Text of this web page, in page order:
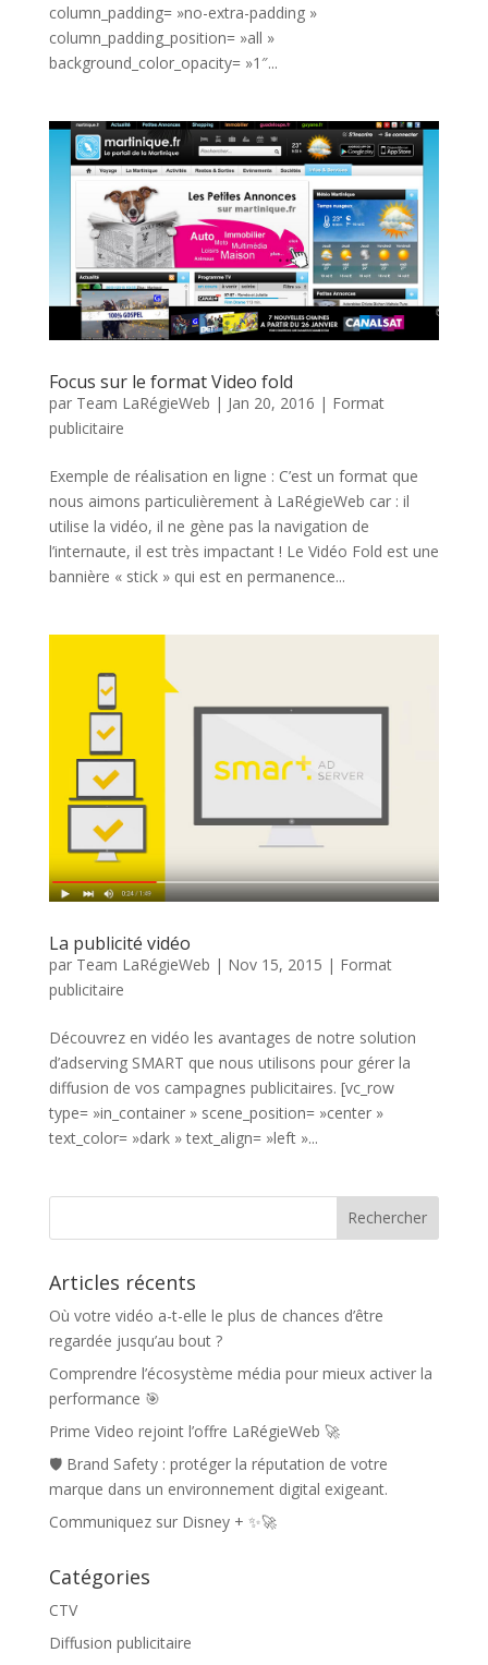
column_padding= »no-extra-padding »
column_padding_position= »all »
background_color_opacity= »1″...
Focus sur le format Video fold
par Team LaRégieWeb | Jan 20, 2016 | Format
publicitaire
Exemple de réalisation en ligne : C’est un format que
nous aimons particulièrement à LaRégieWeb car : il
utilise la vidéo, il ne gène pas la navigation de
l’internaute, il est très impactant ! Le Vidéo Fold est une
bannière « stick » qui est en permanence...
La publicité vidéo
par Team LaRégieWeb | Nov 15, 2015 | Format
publicitaire
Découvrez en vidéo les avantages de notre solution
d’adserving SMART que nous utilisons pour gérer la
diffusion de vos campagnes publicitaires. [vc_row
type= »in_container » scene_position= »center »
text_color= »dark » text_align= »left »...
Articles récents
Où votre vidéo a-t-elle le plus de chances d’être
regardée jusqu’au bout ?
Comprendre l’écosystème média pour mieux activer la
performance 🎯
Prime Video rejoint l’offre LaRégieWeb 🚀
🛡️ Brand Safety : protéger la réputation de votre
marque dans un environnement digital exigeant.
Communiquez sur Disney + ✨🚀
Catégories
CTV
Diffusion publicitaire